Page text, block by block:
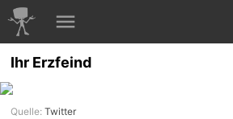
Ihr Erzfeind
Quelle:Twitter